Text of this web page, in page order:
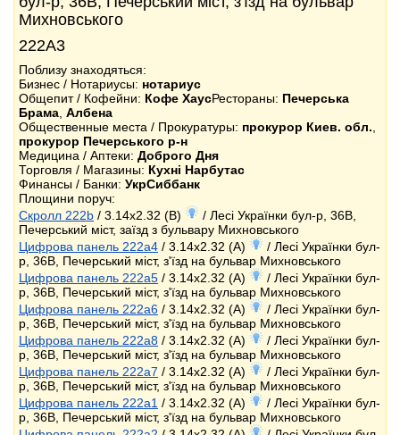
Михновського
222А3
Поблизу знаходяться:
Бизнес / Нотариусы: нотариус
Общепит / Кофейни: Кофе ХаусРестораны: Печерська
Брама Албена
Общественные места / Прокуратуры: прокурор Киев. обл.
прокурор Печерського р-н
Медицина / Аптеки: Доброго Дня
Торговля / Магазины: Кухні Нарбутас
Финансы / Банки: УкрСиббанк
Площини поруч:
Скролл 222b / 3.14x2.32 (B)
/ Лесі Українки бул-р, 36В,
Печерський міст, заїзд з бульвару Михновського
Цифрова панель 222a4 / 3.14x2.32 (A)
/ Лесі Українки бул-
р, 36В, Печерський міст, з'їзд на бульвар Михновського
Цифрова панель 222a5 / 3.14x2.32 (A)
/ Лесі Українки бул-
р, 36В, Печерський міст, з'їзд на бульвар Михновського
Цифрова панель 222a6 / 3.14x2.32 (A)
/ Лесі Українки бул-
р, 36В, Печерський міст, з'їзд на бульвар Михновського
Цифрова панель 222a8 / 3.14x2.32 (A)
/ Лесі Українки бул-
р, 36В, Печерський міст, з'їзд на бульвар Михновського
Цифрова панель 222a7 / 3.14x2.32 (A)
/ Лесі Українки бул-
р, 36В, Печерський міст, з'їзд на бульвар Михновського
Цифрова панель 222a1 / 3.14x2.32 (A)
/ Лесі Українки бул-
р, 36В, Печерський міст, з'їзд на бульвар Михновського